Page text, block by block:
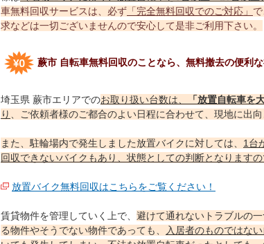
車無料回収サービスは、必ず 「完全無料回収でのご対応」
求などは一切ございませんので安心して是非ご利用下さい。
蕨市 自転車無料回収のことなら、無料撤去の便利
埼玉県 蕨市エリアでのお取り扱い台数は、 「放置自転車を
り 、ご依頼者様のご都合のよい日程に合わせて、現地に出
また、駐輪場内で発生しました放置バイクに対しては、 1台
回収できないバイクもあり、状態としての判断となります
放置バイク無料回収はこちらをご覧ください！
賃貸物件を管理していく上で、 避けて通れないトラブルの
る物件やそうでない物件であっても、
入居者のものではな